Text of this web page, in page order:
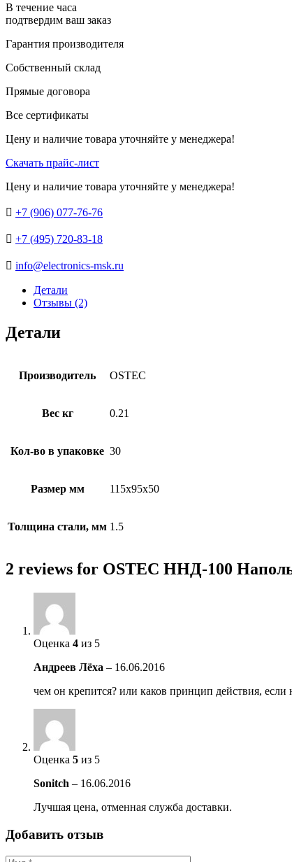
В течение часа
подтвердим ваш заказ
Гарантия производителя
Собственный склад
Прямые договора
Все сертификаты
Цену и наличие товара уточняйте у менеджера!
Скачать прайс-лист
Цену и наличие товара уточняйте у менеджера!
 +7 (906) 077-76-76
 +7 (495) 720-83-18
 info@electronics-msk.ru
Детали
Отзывы (2)
Детали
Производитель OSTEC
Вес кг 0.21
Кол-во в упаковке 30
Размер мм 115х95х50
Толщина стали, мм 1.5
2 reviews for OSTEC ННД-100
Оценка 4 из 5
Андреев Лёха – 16.06.2016
чем он крепится? или каков принцип действия,
Оценка 5 из 5
Sonitch – 16.06.2016
Лучшая цена, отменная служба доставки.
Добавить отзыв